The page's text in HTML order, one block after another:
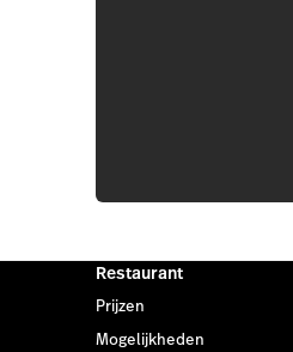
Restaurant
Prijzen
Mogelijkheden